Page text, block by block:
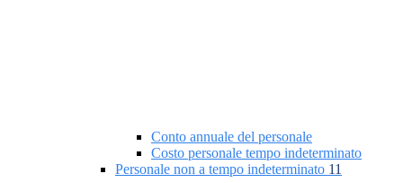
Conto annuale del personale
Costo personale tempo indeterminato
Personale non a tempo indeterminato 11